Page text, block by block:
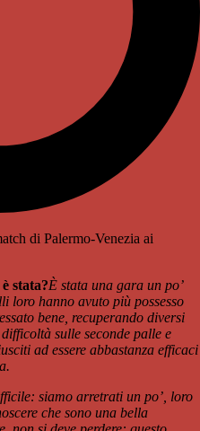
di Palermo-Venezia ai
stata?È stata una gara un po’
loro hanno avuto più possesso
bene, recuperando diversi
sulle seconde palle e
ad essere abbastanza efficaci
siamo arretrati un po’, loro
che sono una bella